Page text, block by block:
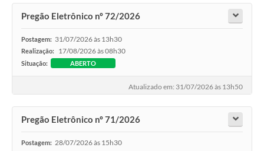
Pregão Eletrônico nº 72/2026
Postagem: 31/07/2026 às 13h30
Realização: 17/08/2026 às 08h30
Situação: ABERTO
Atualizado em: 31/07/2026 às 13h50
Pregão Eletrônico nº 71/2026
Postagem: 28/07/2026 às 15h30